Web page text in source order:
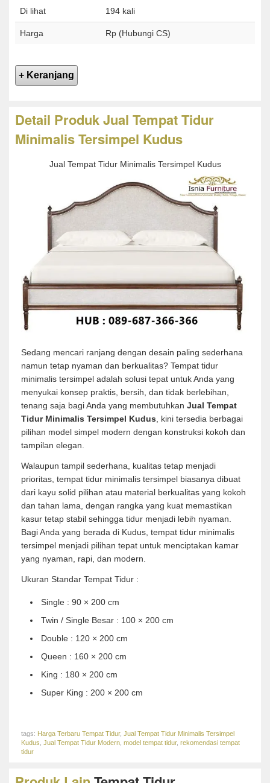
Di lihat 194 kali
Harga Rp (Hubungi CS)
Detail Produk Jual Tempat Tidur
Minimalis Tersimpel Kudus
Jual Tempat Tidur Minimalis Tersimpel Kudus
Sedang mencari ranjang dengan desain paling sederhana
namun tetap nyaman dan berkualitas? Tempat tidur
minimalis tersimpel adalah solusi tepat untuk Anda yang
menyukai konsep praktis, bersih, dan tidak berlebihan,
tenang saja bagi Anda yang membutuhkan Jual Tempat
Tidur Minimalis Tersimpel Kudus , kini tersedia berbagai
pilihan model simpel modern dengan konstruksi kokoh dan
tampilan elegan.
Walaupun tampil sederhana, kualitas tetap menjadi
prioritas, tempat tidur minimalis tersimpel biasanya dibuat
dari kayu solid pilihan atau material berkualitas yang kokoh
dan tahan lama, dengan rangka yang kuat memastikan
kasur tetap stabil sehingga tidur menjadi lebih nyaman.
Bagi Anda yang berada di Kudus , tempat tidur minimalis
tersimpel menjadi pilihan tepat untuk menciptakan kamar
yang nyaman, rapi, dan modern.
Ukuran Standar Tempat Tidur :
Single : 90 × 200 cm
Twin / Single Besar : 100 × 200 cm
Double : 120 × 200 cm
Queen : 160 × 200 cm
King : 180 × 200 cm
Super King : 200 × 200 cm
tags: Harga Terbaru Tempat Tidur, Jual Tempat Tidur Minimalis Tersimpel
Kudus Jual Tempat Tidur Modern model tempat tidur, rekomendasi tempat
tidur